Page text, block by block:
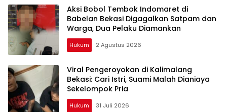
Aksi Bobol Tembok Indomaret di
Babelan Bekasi Digagalkan Satpam dan
Warga, Dua Pelaku Diamankan
Hukum 2 Agustus 2026
Viral Pengeroyokan di Kalimalang
Bekasi: Cari Istri, Suami Malah Dianiaya
Sekelompok Pria
Hukum 31 Juli 2026